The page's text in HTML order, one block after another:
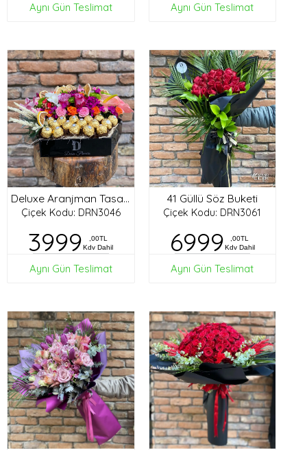
Aynı Gün Teslimat Aynı Gün Teslimat
Deluxe Aranjman Tasarım
Çiçek Kodu: DRN3046
3999
,00TL
Kdv Dahil
Aynı Gün Teslimat
41 Güllü Söz Buketi
Çiçek Kodu: DRN3061
6999
,00TL
Kdv Dahil
Aynı Gün Teslimat